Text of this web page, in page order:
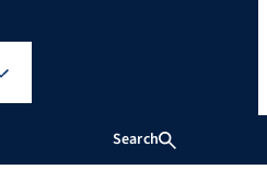
Search